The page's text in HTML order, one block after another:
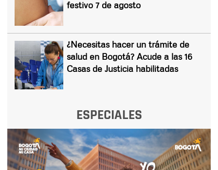
festivo 7 de agosto
¿Necesitas hacer un trámite de
salud en Bogotá? Acude a las 16
Casas de Justicia habilitadas
ESPECIALES